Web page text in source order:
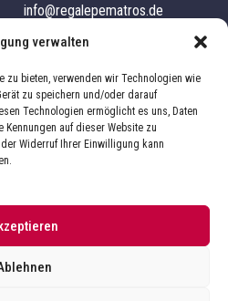
verwalten
zu bieten, verwenden wir Technologien wie
zu speichern und/oder darauf
Technologien ermöglicht es uns, Daten
auf dieser Website zu
Widerruf Ihrer Einwilligung kann
info@regalepematros.de
Kundenservice
Kontakte
Versand und Zahlung
Über uns
Geschäftsbedingungen
Pematrosregale.de